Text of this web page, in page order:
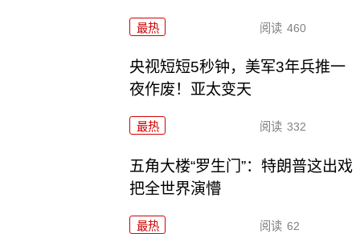
最热 阅读 460
央视短短5秒钟，美军3年兵推一
夜作废！亚太变天
最热 阅读 332
五角大楼“罗生门”：特朗普这出戏
把全世界演懵
最热 阅读 62